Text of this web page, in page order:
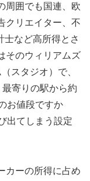
周囲でも国連、欧
クリエイター、不
士など高所得とさ
そのウィリアムズ
スタジオ）で、
寄りの駅から約
お値段ですか
出てしまう設定
カーの所得に占め